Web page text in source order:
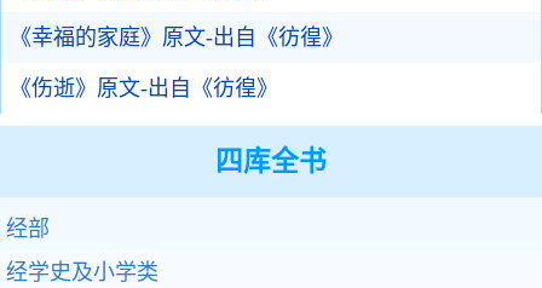
《幸福的家庭》原文-出自《彷徨》
《伤逝》原文-出自《彷徨》
四库全书
经部
经学史及小学类